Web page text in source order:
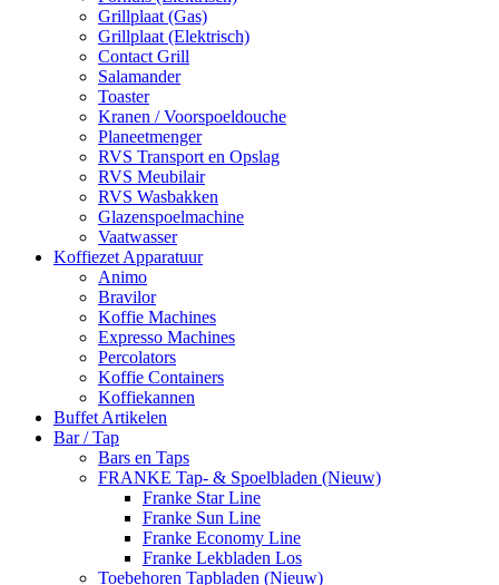
Grillplaat (Gas)
Grillplaat (Elektrisch)
Contact Grill
Salamander
Toaster
Kranen / Voorspoeldouche
Planeetmenger
RVS Transport en Opslag
RVS Meubilair
RVS Wasbakken
Glazenspoelmachine
Vaatwasser
Koffiezet Apparatuur
Animo
Bravilor
Koffie Machines
Expresso Machines
Percolators
Koffie Containers
Koffiekannen
Buffet Artikelen
Bar / Tap
Bars en Taps
FRANKE Tap- & Spoelbladen (Nieuw)
Franke Star Line
Franke Sun Line
Franke Economy Line
Franke Lekbladen Los
Toebehoren Tapbladen (Nieuw)